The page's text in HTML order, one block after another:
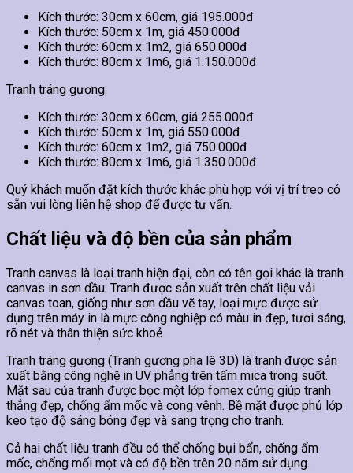
Kích thước: 30cm x 60cm, giá 195.000đ
Kích thước: 50cm x 1m, giá 450.000đ
Kích thước: 60cm x 1m2, giá 650.000đ
Kích thước: 80cm x 1m6, giá 1.150.000đ
Tranh tráng gương:
Kích thước: 30cm x 60cm, giá 255.000đ
Kích thước: 50cm x 1m, giá 550.000đ
Kích thước: 60cm x 1m2, giá 750.000đ
Kích thước: 80cm x 1m6, giá 1.350.000đ
Quý khách muốn đặt kích thước khác phù hợp với vị trí treo có
sẵn vui lòng liên hệ shop để được tư vấn.
Chất liệu và độ bền của sản phẩm
Tranh canvas là loại tranh hiện đại, còn có tên gọi khác là tranh
canvas in sơn dầu. Tranh được sản xuất trên chất liệu vải
canvas toan, giống như sơn dầu vẽ tay, loại mực được sử
dụng trên máy in là mực công nghiệp có màu in đẹp, tươi sáng,
rõ nét và thân thiện sức khoẻ.
Tranh tráng gương (Tranh gương pha lê 3D) là tranh được sản
xuất bằng công nghệ in UV phẳng trên tấm mica trong suốt.
Mặt sau của tranh được bọc một lớp fomex cứng giúp tranh
thẳng đẹp, chống ẩm mốc và cong vênh. Bề mặt được phủ lớp
keo tạo độ sáng bóng đẹp và sang trọng cho tranh.
Cả hai chất liệu tranh đều có thể chống bụi bẩn, chống ẩm
mốc, chống mối mọt và có độ bền trên 20 năm sử dụng.